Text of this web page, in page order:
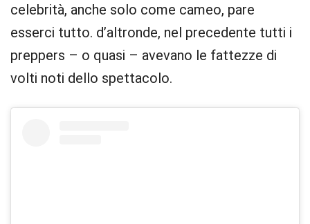
celebrità, anche solo come cameo, pare
esserci tutto. d’altronde, nel precedente tutti i
preppers – o quasi – avevano le fattezze di
volti noti dello spettacolo.